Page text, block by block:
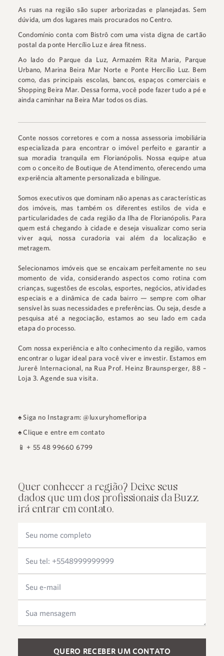
As ruas na região são super arborizadas e planejadas. Sem
dúvida, um dos lugares mais procurados no Centro.
Condomínio conta com Bistrô com uma vista digna de cartão
postal da ponte Hercílio Luz e área fitness.
Ao lado do Parque da Luz, Armazém Rita Maria, Parque
Urbano, Marina Beira Mar Norte e Ponte Hercílio Luz. Bem
como, das principais escolas, bancos, espaços comerciais e
Shopping Beira Mar. Dessa forma, você pode fazer tudo a pé e
ainda caminhar na Beira Mar todos os dias.
Conte nossos corretores e com a nossa assessoria imobiliária
especializada para encontrar o imóvel perfeito e garantir a
sua moradia tranquila em Florianópolis. Nossa equipe atua
com o conceito de Boutique de Atendimento, oferecendo uma
experiência altamente personalizada e bilíngue.
Somos executivos que dominam não apenas as características
dos imóveis, mas também os diferentes estilos de vida e
particularidades de cada região da Ilha de Florianópolis. Para
quem está chegando à cidade e deseja visualizar como seria
viver aqui, nossa curadoria vai além da localização e
metragem.
Selecionamos imóveis que se encaixam perfeitamente no seu
momento de vida, considerando aspectos como rotina com
crianças, sugestões de escolas, esportes, negócios, atividades
especiais e a dinâmica de cada bairro — sempre com olhar
sensível às suas necessidades e preferências. Ou seja, desde a
pesquisa até a negociação, estamos ao seu lado em cada
etapa do processo.
Com nossa experiência e alto conhecimento da região, vamos
encontrar o lugar ideal para você viver e investir. Estamos em
Jurerê Internacional, na Rua Prof. Heinz Braunsperger, 88 –
Loja 3. Agende sua visita.
♠ Siga no Instagram: @luxuryhomefloripa
♠Clique e entre em contato
📱+ 55 48 99660 6799
Quer conhecer a região? Deixe seus
dados que um dos profissionais da Buzz
irá entrar em contato.
Please leave this field empty.